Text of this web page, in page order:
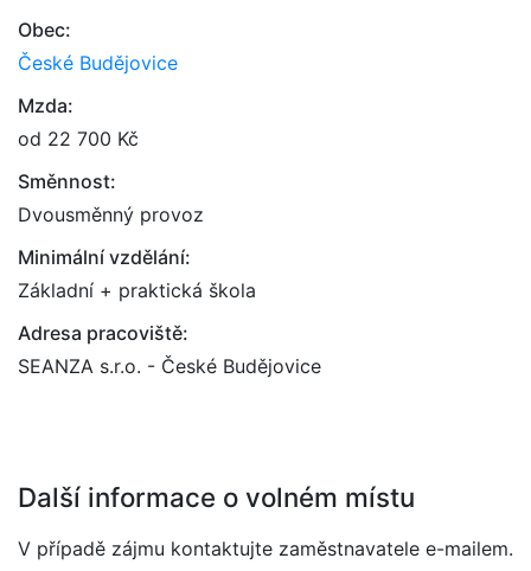
Obec:
České Budějovice
Mzda:
od 22 700 Kč
Směnnost:
Dvousměnný provoz
Minimální vzdělání:
Základní + praktická škola
Adresa pracoviště:
SEANZA s.r.o. - České Budějovice
Další informace o volném místu
V případě zájmu kontaktujte zaměstnavatele e-mailem.